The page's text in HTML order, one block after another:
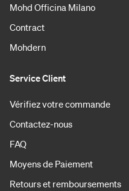
Mohd Officina Milano
Contract
Mohdern
Service Client
Vérifiez votre commande
Contactez-nous
FAQ
Moyens de Paiement
Retours et remboursements